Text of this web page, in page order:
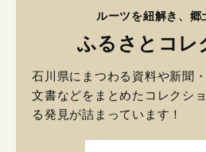
ルーツを紐解き、郷
ふるさとコレ
石川県にまつわる資料や新聞
文書などをまとめたコレクシ
る発見が詰まっています！